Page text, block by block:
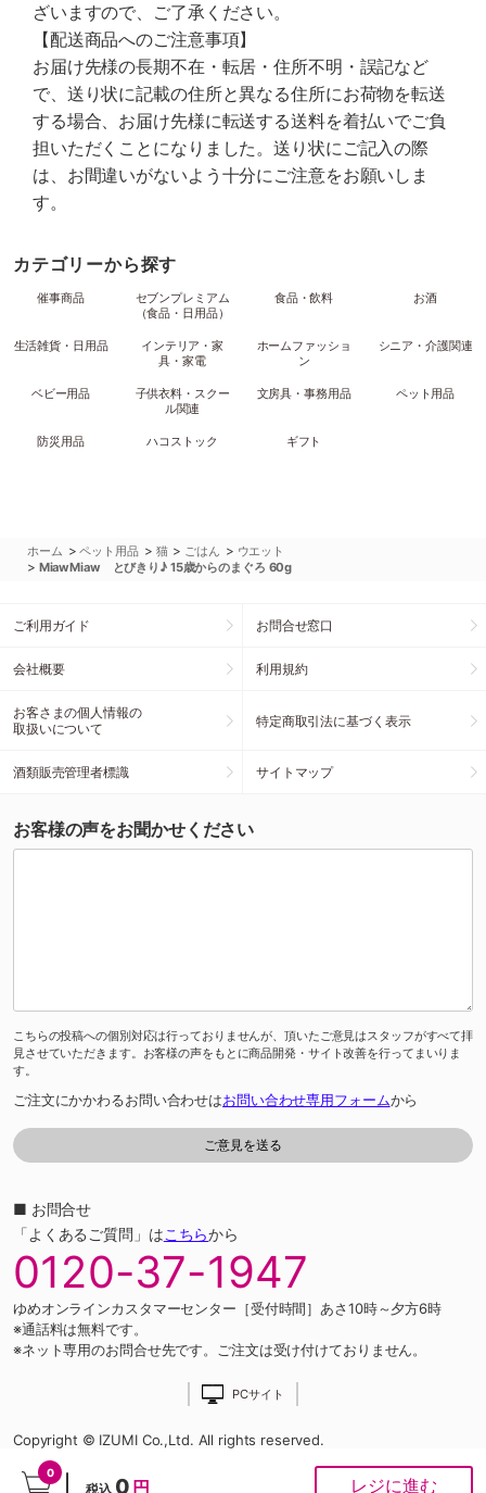
0
税込 0 円 レジに進む
ざいますので、ご了承ください。
【配送商品へのご注意事項】
お届け先様の長期不在・転居・住所不明・誤記など
で、送り状に記載の住所と異なる住所にお荷物を転送
する場合、お届け先様に転送する送料を着払いでご負
担いただくことになりました。送り状にご記入の際
は、お間違いがないよう十分にご注意をお願いしま
す。
カテゴリーから探す
催事商品
セブンプレミアム
（食品・日用品）
食品・飲料 お酒
生活雑貨・日用品
インテリア・家
具・家電
ホームファッショ
ン
シニア・介護関連
ベビー用品
子供衣料・スクー
ル関連
文房具・事務用品 ペット用品
防災用品 ハコストック ギフト
ホーム >ペット用品 > 猫 > ごはん > ウエット
> MiawMiaw とびきり♪ 15歳からのまぐろ 60g
ご利用ガイド お問合せ窓口
会社概要 利用規約
お客さまの個人情報の
取扱いについて
特定商取引法に基づく表示
酒類販売管理者標識 サイトマップ
お客様の声をお聞かせください
こちらの投稿への個別対応は行っておりませんが、頂いたご意見はスタッフがすべて拝
見させていただきます。お客様の声をもとに商品開発・サイト改善を行ってまいりま
す。
ご注文にかかわるお問い合わせはお問い合わせ専用フォームから
■ お問合せ
「よくあるご質問」はこちらから
0120-37-1947
ゆめオンラインカスタマーセンター［受付時間］あさ10時～夕方6時
※通話料は無料です。
※ネット専用のお問合せ先です。ご注文は受け付けておりません。
PCサイト
Copyright © IZUMI Co.,Ltd. All rights reserved.